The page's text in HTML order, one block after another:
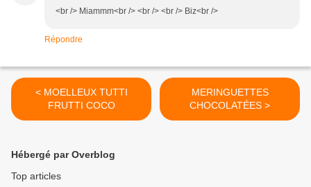
<br /> Miammm<br /> <br /> <br /> Biz<br />
Répondre
< MOELLEUX TUTTI
FRUTTI COCO
MERINGUETTES
CHOCOLATÉES >
Hébergé par Overblog
Top articles